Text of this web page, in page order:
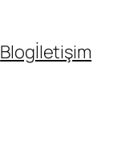
Blogİletişim